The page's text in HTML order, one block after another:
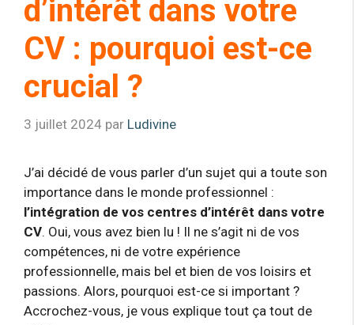
d’intérêt dans votre
CV : pourquoi est-ce
crucial ?
3 juillet 2024 par Ludivine
J’ai décidé de vous parler d’un sujet qui a toute son
importance dans le monde professionnel :
l’intégration de vos centres d’intérêt dans votre
CV. Oui, vous avez bien lu ! Il ne s’agit ni de vos
compétences, ni de votre expérience
professionnelle, mais bel et bien de vos loisirs et
passions. Alors, pourquoi est-ce si important ?
Accrochez-vous, je vous explique tout ça tout de